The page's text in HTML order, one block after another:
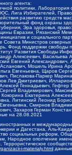
агента:
политики,
Лига Избирателей,
развитию средств
фонд охраны
Эра здоровья,
Евразии, Рязанский
и социального
Министров северных
Фонд поддержки
Развития Свободы
Алексеевич,
Евгений
Мошель Ирина
Евгеньевна, Щаров
Пислакова-Паркер
Лев Дмитриевич,
Геннадьевич,
Владимирович,
Екатерина
Литинский Леонид
Смирнов
Захаров Герман
на 28.08.2021
и
и Дагестана, Аль-
социальных реформ,
Народное ополчение
Террористическое
i-materialy.html